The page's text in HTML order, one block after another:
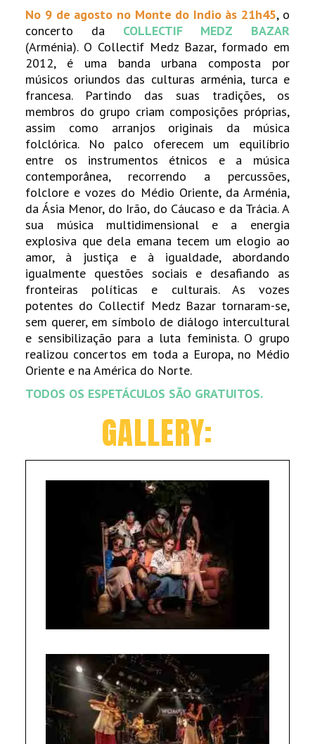
No 9 de agosto no Monte do Indio às 21h45, o
concerto da COLLECTIF MEDZ BAZAR
(Arménia). O Collectif Medz Bazar, formado em
2012, é uma banda urbana composta por
músicos oriundos das culturas arménia, turca e
francesa. Partindo das suas tradições, os
membros do grupo criam composições próprias,
assim como arranjos originais da música
folclórica. No palco oferecem um equilíbrio
entre os instrumentos étnicos e a música
contemporânea, recorrendo a percussões,
folclore e vozes do Médio Oriente, da Arménia,
da Ásia Menor, do Irão, do Cáucaso e da Trácia. A
sua música multidimensional e a energia
explosiva que dela emana tecem um elogio ao
amor, à justiça e à igualdade, abordando
igualmente questões sociais e desafiando as
fronteiras políticas e culturais. As vozes
potentes do Collectif Medz Bazar tornaram-se,
sem querer, em símbolo de diálogo intercultural
e sensibilização para a luta feminista. O grupo
realizou concertos em toda a Europa, no Médio
Oriente e na América do Norte.
TODOS OS ESPETÁCULOS SÃO GRATUITOS.
GALLERY: